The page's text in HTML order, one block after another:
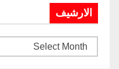
الارشيف